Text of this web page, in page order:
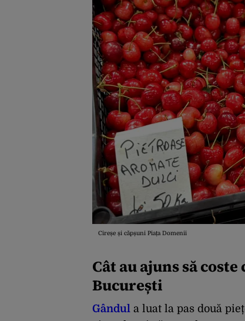
Cireșe și căpșuni Piața Domenii
Cât au ajuns să
București
Gândul a luat la pas două